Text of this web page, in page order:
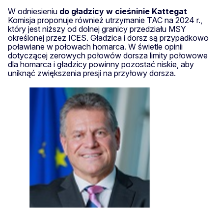
W odniesieniu do gładzicy w cieśninie Kattegat
Komisja proponuje również utrzymanie TAC na 2024 r.,
który jest niższy od dolnej granicy przedziału MSY
określonej przez ICES. Gładzica i dorsz są przypadkowo
poławiane w połowach homarca. W świetle opinii
dotyczącej zerowych połowów dorsza limity połowowe
dla homarca i gładzicy powinny pozostać niskie, aby
uniknąć zwiększenia presji na przyłowy dorsza.